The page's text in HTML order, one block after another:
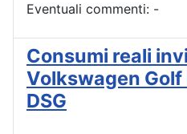
Eventuali commenti: -
Consumi reali
Volkswagen Golf
DSG